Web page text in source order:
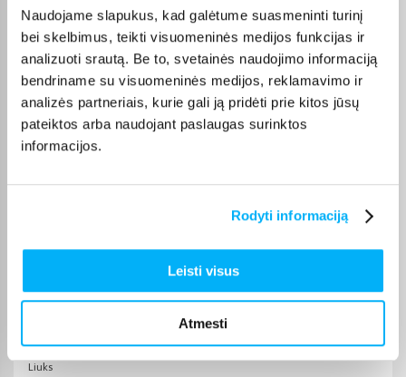
Naudojame slapukus, kad galėtume suasmeninti turinį
bei skelbimus, teikti visuomeninės medijos funkcijas ir
analizuoti srautą. Be to, svetainės naudojimo informaciją
bendriname su visuomeninės medijos, reklamavimo ir
analizės partneriais, kurie gali ją pridėti prie kitos jūsų
pateiktos arba naudojant paslaugas surinktos
informacijos.
Rodyti informaciją
Leisti visus
Atmesti
Esu labai patenkinta šiuo siurbliu. Vertas kiekvieno euro. Bent jau kol kas
Dmitrijus A.
Patvirtintas pirkėjas
Never knew that I had so much dust in the carpet. Enough battery to
Liuks